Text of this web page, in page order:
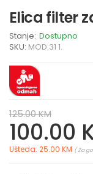
Elica filter
Stanje: Dostupno
SKU: MOD.31 1.
125.00 KM
100.00
Ušteda: 25.00 KM ( Za